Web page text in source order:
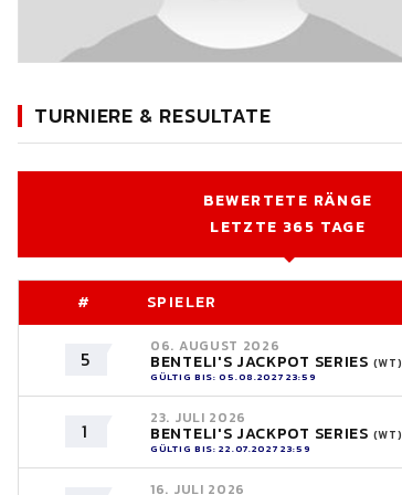
TURNIERE & RESULTATE
BEWERTETE RÄNGE
LETZTE 365 TAGE
# SPIELER
5
06. AUGUST 2026
BENTELI'S JACKPOT SERIES (WT)
GÜLTIG BIS: 05.08.2027 23:59
1
23. JULI 2026
BENTELI'S JACKPOT SERIES (WT)
GÜLTIG BIS: 22.07.2027 23:59
16. JULI 2026